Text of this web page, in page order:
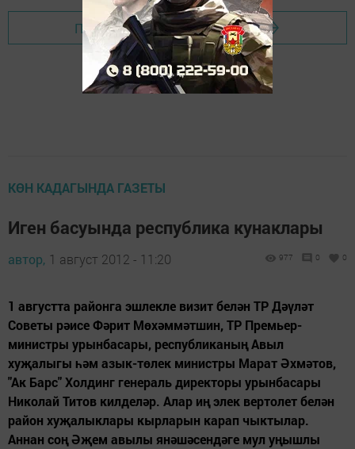
Перейти на страницу новости
КӨН КАДАГЫНДА ГАЗЕТЫ
Иген басуында республика кунаклары
автор, 1 август 2012 - 11:20 977 0 0
1 августта районга эшлекле визит белән ТР Дәүләт
Советы рәисе Фәрит Мөхәммәтшин, ТР Премьер-
министры урынбасары, республиканың Авыл
хуҗалыгы һәм азык-төлек министры Марат Әхмәтов,
"Ак Барс" Холдинг генераль директоры урынбасары
Николай Титов килделәр. Алар иң элек вертолет белән
район хуҗалыклары кырларын карап чыктылар.
Аннан соң Әҗем авылы янәшәсендәге мул уңышлы